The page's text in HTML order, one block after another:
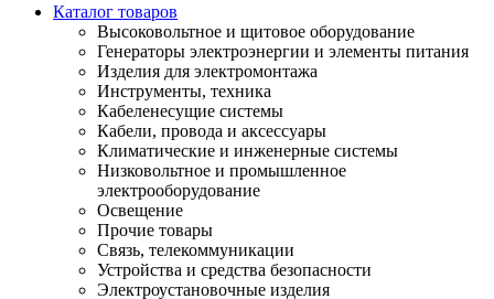
Каталог товаров
Высоковольтное и щитовое оборудование
Генераторы электроэнергии и элементы питания
Изделия для электромонтажа
Инструменты, техника
Кабеленесущие системы
Кабели, провода и аксессуары
Климатические и инженерные системы
Низковольтное и промышленное
электрооборудование
Освещение
Прочие товары
Связь, телекоммуникации
Устройства и средства безопасности
Электроустановочные изделия